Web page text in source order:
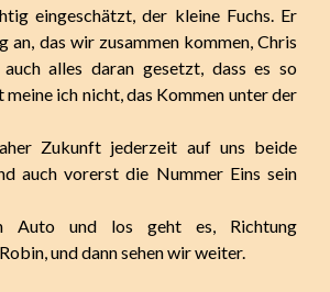
eingeschätzt, der kleine Fuchs. Er
an, das wir zusammen kommen, Chris
alles daran gesetzt, dass es so
ich nicht, das Kommen unter der
Zukunft jederzeit auf uns beide
auch vorerst die Nummer Eins sein
Auto und los geht es, Richtung
und dann sehen wir weiter.